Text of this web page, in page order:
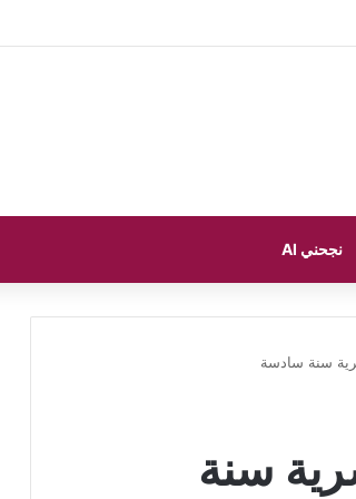
نجحني AI
سنة سادسة
سنة